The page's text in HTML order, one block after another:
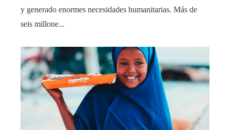
y generado enormes necesidades humanitarias. Más de
seis millone...